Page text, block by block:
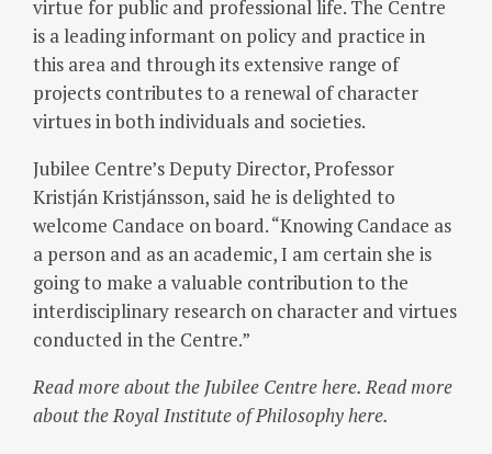
virtue for public and professional life. The Centre
is a leading informant on policy and practice in
this area and through its extensive range of
projects contributes to a renewal of character
virtues in both individuals and societies.
Jubilee Centre’s Deputy Director, Professor
Kristján Kristjánsson, said he is delighted to
welcome Candace on board. “Knowing Candace as
a person and as an academic, I am certain she is
going to make a valuable contribution to the
interdisciplinary research on character and virtues
conducted in the Centre.”
Read more about the Jubilee Centre here. Read more
about the Royal Institute of Philosophy here.